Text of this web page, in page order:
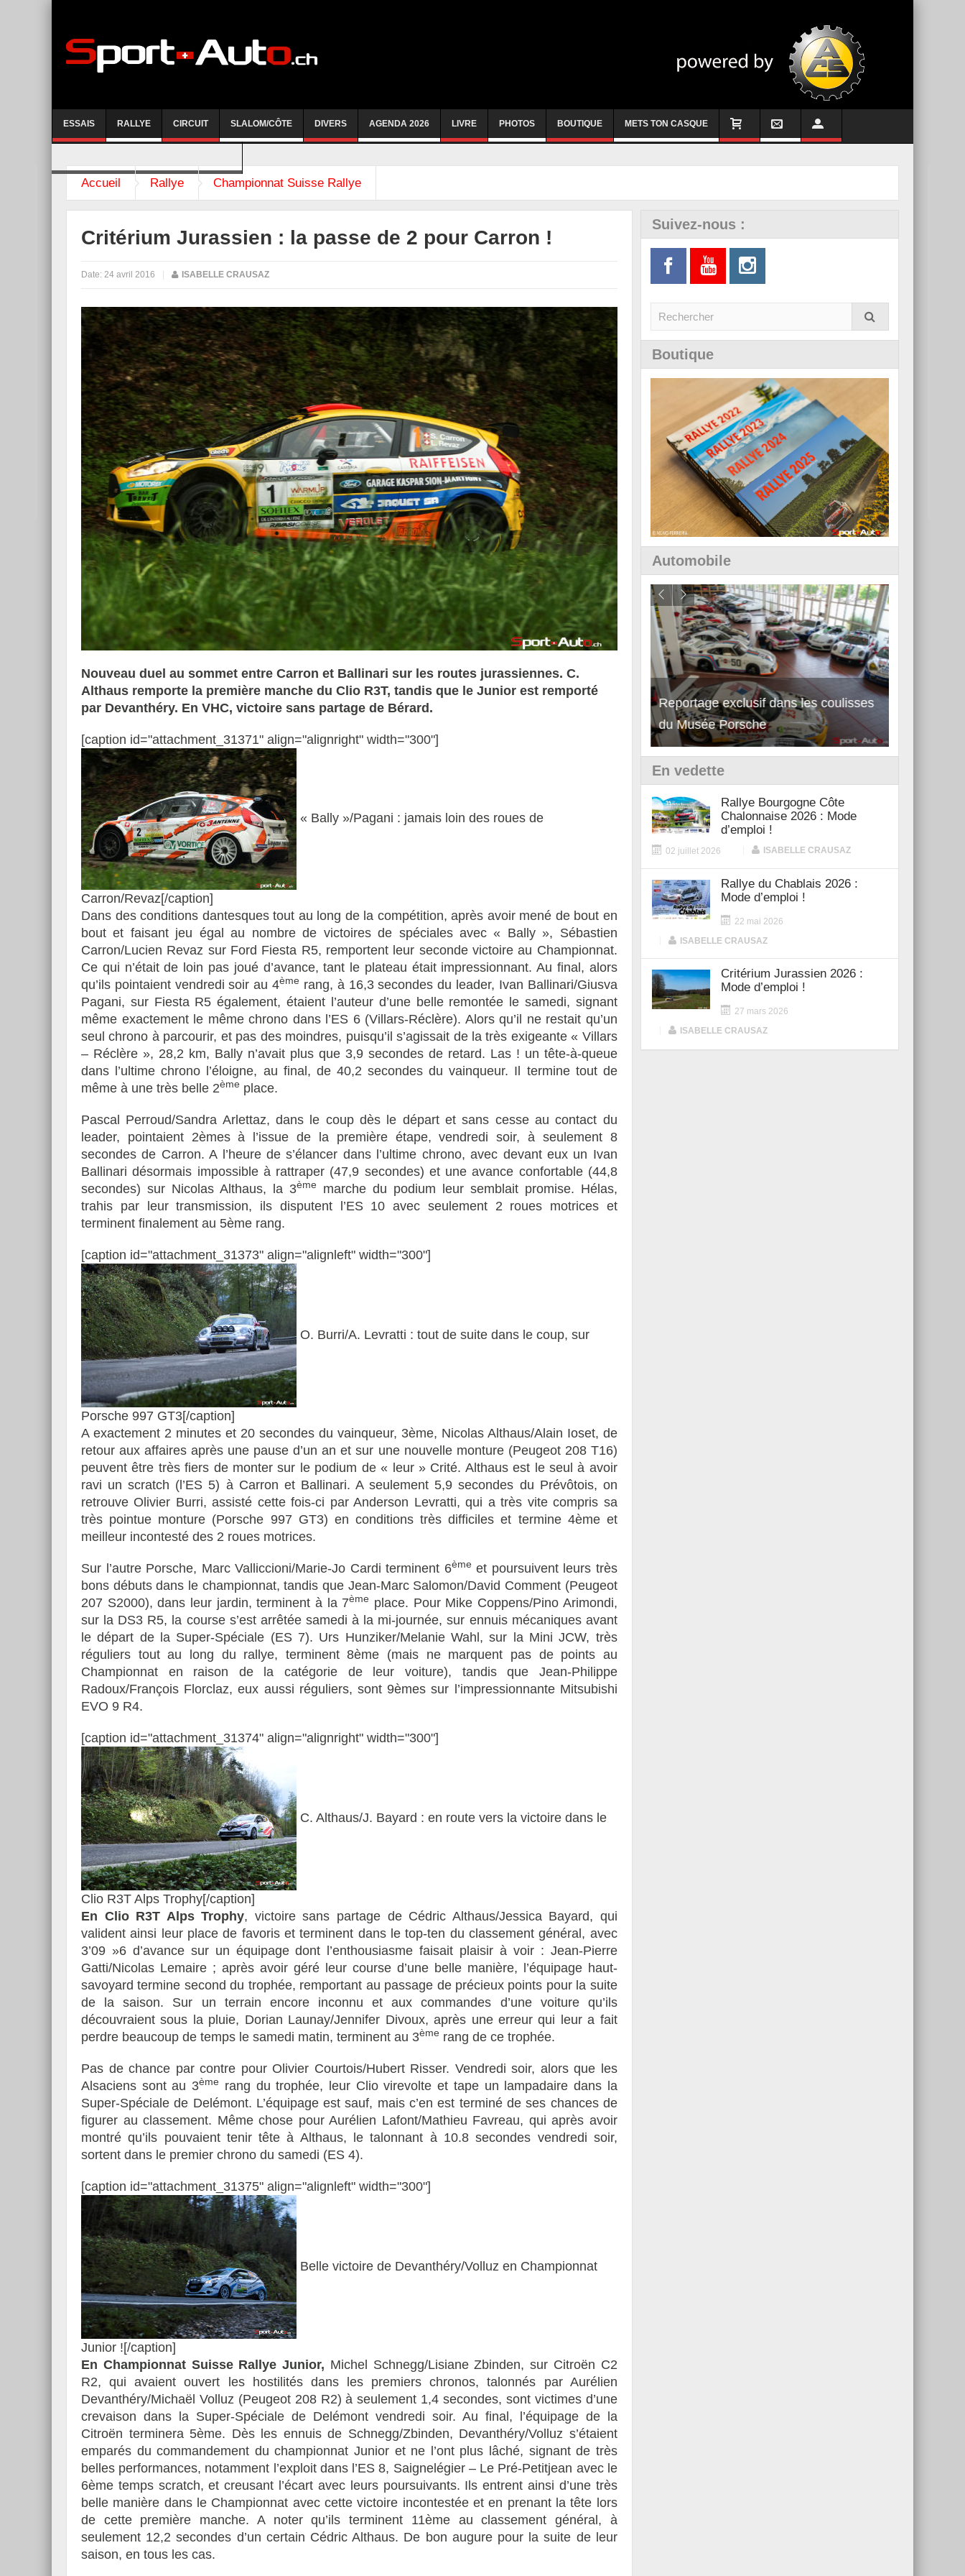
ESSAIS RALLYE CIRCUIT SLALOM/CÔTE DIVERS AGENDA 2026 LIVRE PHOTOS BOUTIQUE METS TON CASQUE
Accueil Rallye Championnat Suisse Rallye
Critérium Jurassien : la passe de 2 pour Carron !
Date: 24 avril 2016 ISABELLE CRAUSAZ
Nouveau duel au sommet entre Carron et Ballinari sur les routes jurassiennes. C.
Althaus remporte la première manche du Clio R3T, tandis que le Junior est remporté
par Devanthéry. En VHC, victoire sans partage de Bérard.
[caption id="attachment_31371" align="alignright" width="300"]
« Bally »/Pagani : jamais loin des roues de
Carron/Revaz[/caption]
Dans des conditions dantesques tout au long de la compétition, après avoir mené de bout en
bout et faisant jeu égal au nombre de victoires de spéciales avec « Bally », Sébastien
Carron/Lucien Revaz sur Ford Fiesta R5, remportent leur seconde victoire au Championnat.
Ce qui n’était de loin pas joué d’avance, tant le plateau était impressionnant. Au final, alors
qu’ils pointaient vendredi soir au 4ème rang, à 16,3 secondes du leader, Ivan Ballinari/Giusva
Pagani, sur Fiesta R5 également, étaient l’auteur d’une belle remontée le samedi, signant
même exactement le même chrono dans l’ES 6 (Villars-Réclère). Alors qu’il ne restait qu’un
seul chrono à parcourir, et pas des moindres, puisqu’il s’agissait de la très exigeante « Villars
– Réclère », 28,2 km, Bally n’avait plus que 3,9 secondes de retard. Las ! un tête-à-queue
dans l’ultime chrono l’éloigne, au final, de 40,2 secondes du vainqueur. Il termine tout de
même à une très belle 2ème place.
Pascal Perroud/Sandra Arlettaz, dans le coup dès le départ et sans cesse au contact du
leader, pointaient 2èmes à l’issue de la première étape, vendredi soir, à seulement 8
secondes de Carron. A l’heure de s’élancer dans l’ultime chrono, avec devant eux un Ivan
Ballinari désormais impossible à rattraper (47,9 secondes) et une avance confortable (44,8
secondes) sur Nicolas Althaus, la 3èmemarche du podium leur semblait promise. Hélas,
trahis par leur transmission, ils disputent l’ES 10 avec seulement 2 roues motrices et
terminent finalement au 5ème rang.
[caption id="attachment_31373" align="alignleft" width="300"]
O. Burri/A. Levratti : tout de suite dans le coup, sur
Porsche 997 GT3[/caption]
A exactement 2 minutes et 20 secondes du vainqueur, 3ème, Nicolas Althaus/Alain Ioset, de
retour aux affaires après une pause d’un an et sur une nouvelle monture (Peugeot 208 T16)
peuvent être très fiers de monter sur le podium de « leur » Crité. Althaus est le seul à avoir
ravi un scratch (l’ES 5) à Carron et Ballinari. A seulement 5,9 secondes du Prévôtois, on
retrouve Olivier Burri, assisté cette fois-ci par Anderson Levratti, qui a très vite compris sa
très pointue monture (Porsche 997 GT3) en conditions très difficiles et termine 4ème et
meilleur incontesté des 2 roues motrices.
Sur l’autre Porsche, Marc Valliccioni/Marie-Jo Cardi terminent 6èmeet poursuivent leurs très
bons débuts dans le championnat, tandis que Jean-Marc Salomon/David Comment (Peugeot
207 S2000), dans leur jardin, terminent à la 7ème place. Pour Mike Coppens/Pino Arimondi,
sur la DS3 R5, la course s’est arrêtée samedi à la mi-journée, sur ennuis mécaniques avant
le départ de la Super-Spéciale (ES 7). Urs Hunziker/Melanie Wahl, sur la Mini JCW, très
réguliers tout au long du rallye, terminent 8ème (mais ne marquent pas de points au
Championnat en raison de la catégorie de leur voiture), tandis que Jean-Philippe
Radoux/François Florclaz, eux aussi réguliers, sont 9èmes sur l’impressionnante Mitsubishi
EVO 9 R4.
[caption id="attachment_31374" align="alignright" width="300"]
C. Althaus/J. Bayard : en route vers la victoire dans le
Clio R3T Alps Trophy[/caption]
En Clio R3T Alps Trophy, victoire sans partage de Cédric Althaus/Jessica Bayard, qui
valident ainsi leur place de favoris et terminent dans le top-ten du classement général, avec
3’09 »6 d’avance sur un équipage dont l’enthousiasme faisait plaisir à voir : Jean-Pierre
Gatti/Nicolas Lemaire ; après avoir géré leur course d’une belle manière, l’équipage haut-
savoyard termine second du trophée, remportant au passage de précieux points pour la suite
de la saison. Sur un terrain encore inconnu et aux commandes d’une voiture qu’ils
découvraient sous la pluie, Dorian Launay/Jennifer Divoux, après une erreur qui leur a fait
perdre beaucoup de temps le samedi matin, terminent au 3ème rang de ce trophée.
Pas de chance par contre pour Olivier Courtois/Hubert Risser. Vendredi soir, alors que les
Alsaciens sont au 3ème rang du trophée, leur Clio virevolte et tape un lampadaire dans la
Super-Spéciale de Delémont. L’équipage est sauf, mais c’en est terminé de ses chances de
figurer au classement. Même chose pour Aurélien Lafont/Mathieu Favreau, qui après avoir
montré qu’ils pouvaient tenir tête à Althaus, le talonnant à 10.8 secondes vendredi soir,
sortent dans le premier chrono du samedi (ES 4).
[caption id="attachment_31375" align="alignleft" width="300"]
Belle victoire de Devanthéry/Volluz en Championnat
Junior ![/caption]
En Championnat Suisse Rallye Junior, Michel Schnegg/Lisiane Zbinden, sur Citroën C2
R2, qui avaient ouvert les hostilités dans les premiers chronos, talonnés par Aurélien
Devanthéry/Michaël Volluz (Peugeot 208 R2) à seulement 1,4 secondes, sont victimes d’une
crevaison dans la Super-Spéciale de Delémont vendredi soir. Au final, l’équipage de la
Citroën terminera 5ème. Dès les ennuis de Schnegg/Zbinden, Devanthéry/Volluz s’étaient
emparés du commandement du championnat Junior et ne l’ont plus lâché, signant de très
belles performances, notamment l’exploit dans l’ES 8, Saignelégier – Le Pré-Petitjean avec le
6ème temps scratch, et creusant l’écart avec leurs poursuivants. Ils entrent ainsi d’une très
belle manière dans le Championnat avec cette victoire incontestée et en prenant la tête lors
de cette première manche. A noter qu’ils terminent 11ème au classement général, à
seulement 12,2 secondes d’un certain Cédric Althaus. De bon augure pour la suite de leur
saison, en tous les cas.
Suivez-nous :
Boutique
Automobile
Reportage exclusif dans les coulisses
Découverte de la nouvelle Ferrari
12Cilindri Manuale
En vedette
Rallye Bourgogne Côte
Chalonnaise 2026 : Mode
d’emploi !
02 juillet 2026 ISABELLE CRAUSAZ
Rallye du Chablais 2026 :
Mode d’emploi !
22 mai 2026
ISABELLE CRAUSAZ
Critérium Jurassien 2026 :
Mode d’emploi !
27 mars 2026
ISABELLE CRAUSAZ